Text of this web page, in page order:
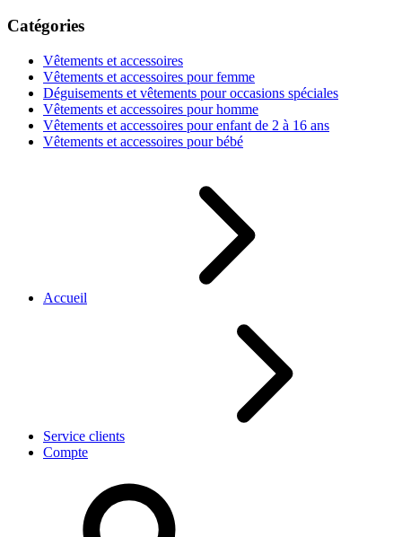
Catégories
Vêtements et accessoires
Vêtements et accessoires pour femme
Déguisements et vêtements pour occasions spéciales
Vêtements et accessoires pour homme
Vêtements et accessoires pour enfant de 2 à 16 ans
Vêtements et accessoires pour bébé
Accueil
Service clients
Compte